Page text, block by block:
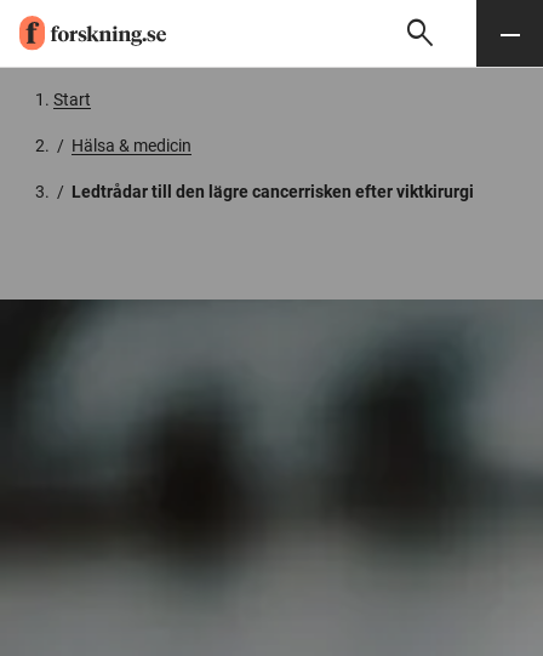
Söksearch Meny
Start
/ Hälsa & medicin
/ Ledtrådar till den lägre cancerrisken efter viktkirurgi